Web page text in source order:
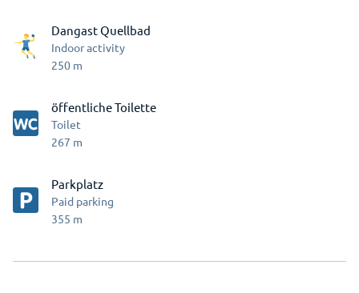
Dangast Quellbad
Indoor activity
250 m
öffentliche Toilette
Toilet
267 m
Parkplatz
Paid parking
355 m